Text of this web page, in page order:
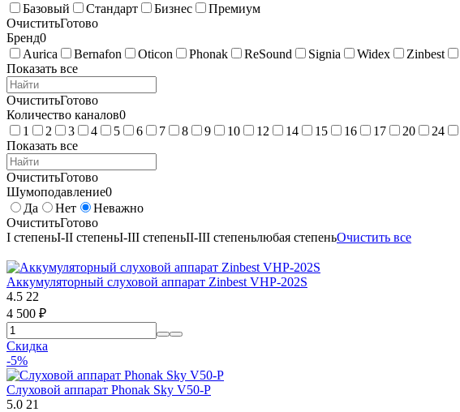
Базовый
Стандарт Бизнес
Премиум
ОчиститьГотово
Бренд0
Aurica
Bernafon Oticon Phonak ReSound Signia Widex Zinbest
Показать все
ОчиститьГотово
Количество каналов0
1
2 3 4 5 6 7 8 9 10 12 14 15 16 17 20 24
Показать все
ОчиститьГотово
Шумоподавление0
Да
Нет
Неважно
ОчиститьГотово
I степеньI-II степеньI-III степеньII-III степеньлюбая степеньОчистить все
Аккумуляторный слуховой аппарат Zinbest VHP-202S
4.5 22
4 500 ₽
Скидка
-5%
Слуховой аппарат Phonak Sky V50-P
5.0 21